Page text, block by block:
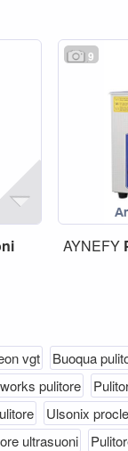
9
AYNEFY
vgt
Buoqua
pulitore
Ulsonix
ultrasuoni